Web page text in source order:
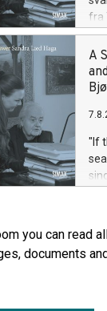
fra
og
A
"If
you can read
documents